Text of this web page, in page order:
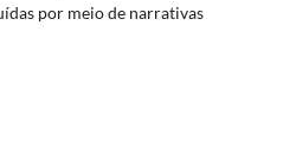
por meio de narrativas